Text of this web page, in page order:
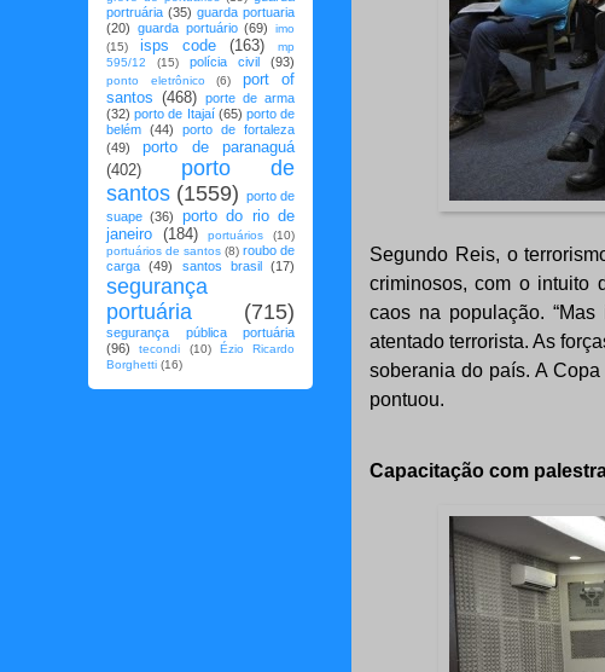
Segundo Reis, o
criminosos, com o intuito
caos na população.
atentado terrorista. As
soberania do país. A
pontuou.
Capacitação com
portruária (35) guarda portuaria
(20) guarda portuário (69)
imo
(15)
isps code (163)
mp
595/12
(15) polícia civil (93)
ponto eletrônico (6)
port of
santos (468) porte de arma
(32) porto de Itajaí (65) porto de
belém (44)
porto de fortaleza
(49)
porto de paranaguá
(402)
porto de
santos (1559) porto de
suape (36)
porto do rio de
janeiro (184) portuários
(10)
portuários de santos (8) roubo de
carga
(49) santos brasil (17)
segurança
portuária
(715)
segurança pública portuária
(96)
tecondi (10)
Ézio Ricardo
Borghetti (16)